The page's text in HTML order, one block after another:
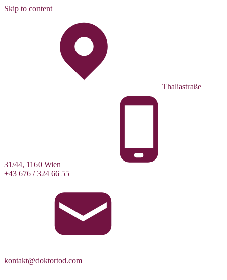
Skip to content
Thaliastraße
31/44, 1160 Wien
+43 676 / 324 66 55
kontakt@doktortod.com